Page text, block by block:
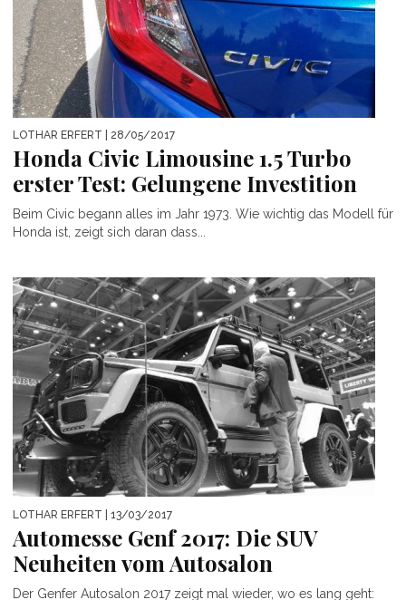
LOTHAR ERFERT | 28/05/2017
Honda Civic Limousine 1.5 Turbo
erster Test: Gelungene Investition
Beim Civic begann alles im Jahr 1973. Wie wichtig das Modell für
Honda ist, zeigt sich daran dass...
LOTHAR ERFERT | 13/03/2017
Automesse Genf 2017: Die SUV
Neuheiten vom Autosalon
Der Genfer Autosalon 2017 zeigt mal wieder, wo es lang geht: